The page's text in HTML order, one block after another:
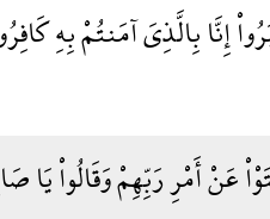
إِنَّا بِالَّذِيَ آمَنتُمْ بِهِ
عَنْ أَمْرِ رَبِّهِمْ وَقَالُواْ